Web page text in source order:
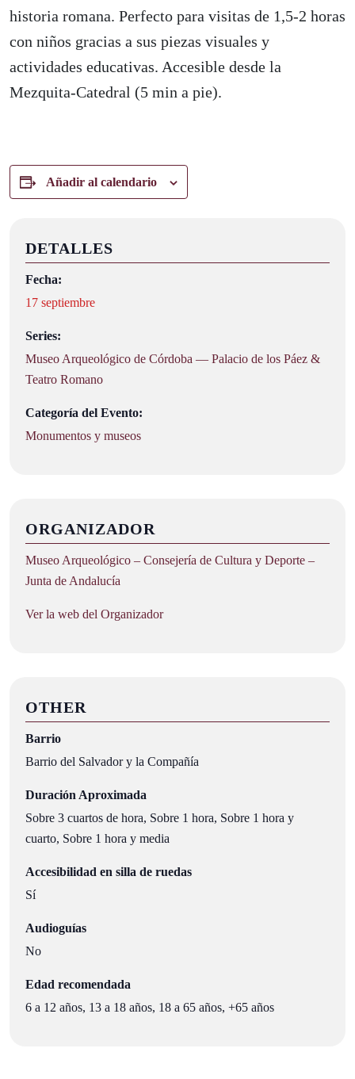
historia romana. Perfecto para visitas de 1,5-2 horas
con niños gracias a sus piezas visuales y
actividades educativas. Accesible desde la
Mezquita-Catedral (5 min a pie).
Añadir al calendario
DETALLES
Fecha:
17 septiembre
Series:
Museo Arqueológico de Córdoba — Palacio de los Páez &
Teatro Romano
Categoría del Evento:
Monumentos y museos
ORGANIZADOR
Museo Arqueológico – Consejería de Cultura y Deporte –
Junta de Andalucía
Ver la web del Organizador
OTHER
Barrio
Barrio del Salvador y la Compañía
Duración Aproximada
Sobre 3 cuartos de hora, Sobre 1 hora, Sobre 1 hora y
cuarto, Sobre 1 hora y media
Accesibilidad en silla de ruedas
Sí
Audioguías
No
Edad recomendada
6 a 12 años, 13 a 18 años, 18 a 65 años, +65 años